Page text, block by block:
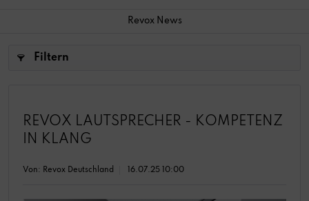
Revox News
Filtern
REVOX LAUTSPRECHER - KOMPETENZ
IN KLANG
Von: Revox Deutschland 16.07.25 10:00